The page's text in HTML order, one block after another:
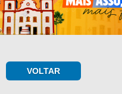
VOLTAR